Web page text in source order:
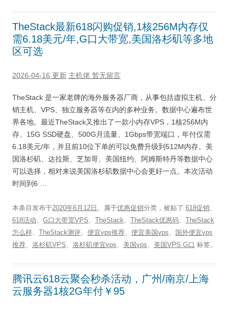
TheStack最新618闪购促销,1核256M内存仅
需6.18美元/年,G口大带宽,美国洛杉矶等多地
区可选
2026-04-16 更新 主机佬 暂无留言
TheStack 是一家老牌的海外服务器厂商，从事包括虚拟主机、分
销主机、VPS、独立服务器等在内的多种业务。数据中心遍布世
界各地。最近TheStack又推出了一款小内存VPS，1核256M内
存、15G SSD硬盘、500G月流量、1Gbps带宽端口，年付仅需
6.18美元/年，并且前10位下单的可以免费升级到512M内存。美
国洛杉矶、达拉斯、芝加哥、美国纽约、阿姆斯特丹等数据中心
可以选择，相对来说美国洛杉矶数据中心会更好一点。本次活动
时间到6 …
本条目发布于2020年6月12日 。属于优惠促销分类，被贴了 618促销、
618活动、 G口大带宽VPS、 TheStack、 TheStack优惠码、 TheStack
怎么样、 TheStack测评、 便宜vps推荐、 便宜美国vps、
国外便宜vps
推荐、 洛杉矶VPS、 洛杉矶便宜vps、 美国vps、 美国VPS G口 标签。
腾讯云618云聚会秒杀活动，广州/南京/上海
云服务器1核2G年付￥95